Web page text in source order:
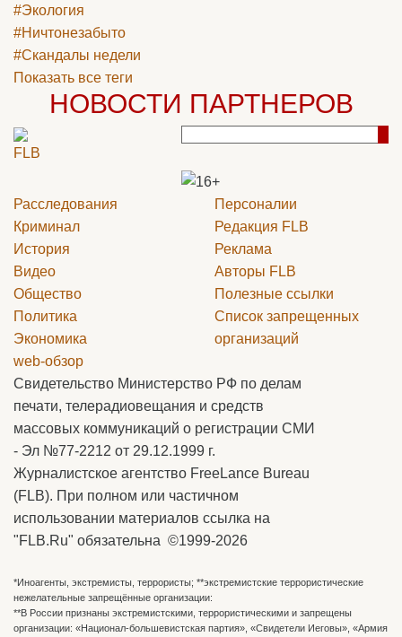
#Экология
#Ничтонезабыто
#Скандалы недели
Показать все теги
НОВОСТИ ПАРТНЕРОВ
Расследования
Криминал
История
Видео
Общество
Политика
Экономика
web-обзор
Персоналии
Редакция FLB
Реклама
Авторы FLB
Полезные ссылки
Список запрещенных
организаций
Свидетельство Министерство РФ по делам
печати, телерадиовещания и средств
массовых коммуникаций о регистрации СМИ
- Эл №77-2212 от 29.12.1999 г.
Журналистское агентство FreeLance Bureau
(FLB). При полном или частичном
использовании материалов ссылка на
"FLB.Ru" обязательна ©1999-2026
*Иноагенты, экстремисты, террористы; **экстремистские террористические
нежелательные запрещённые организации:
**В России признаны экстремистскими, террористическими и запрещены
организации: «Национал-большевистская партия», «Свидетели Иеговы», «Армия